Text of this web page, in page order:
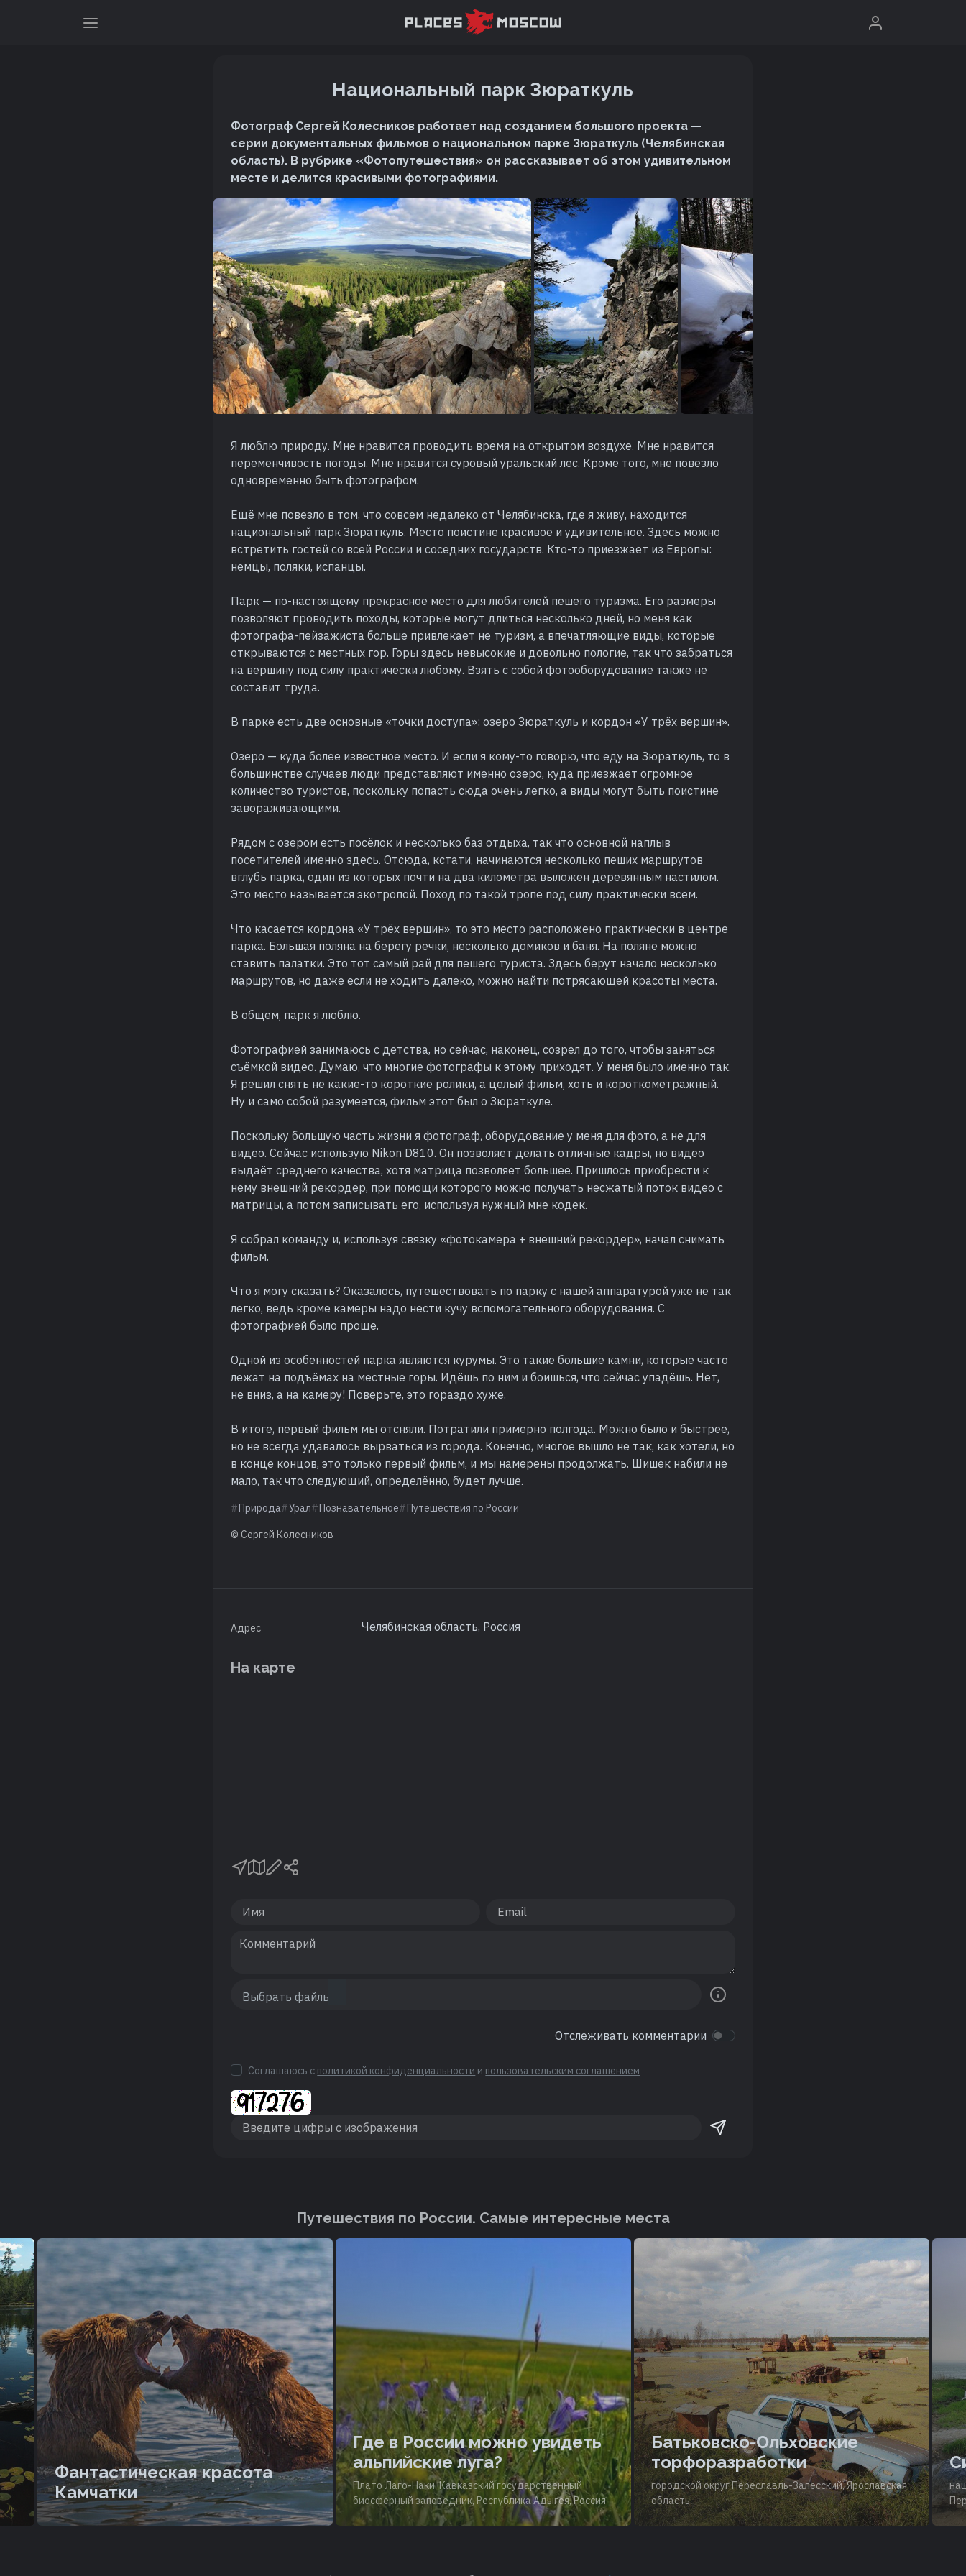
Национальный парк Зюраткуль
Фотограф Сергей Колесников работает над созданием большого проекта —
серии документальных фильмов о национальном парке Зюраткуль (Челябинская
область). В рубрике «Фотопутешествия» он рассказывает об этом удивительном
месте и делится красивыми фотографиями.
Я люблю природу. Мне нравится проводить время на открытом воздухе. Мне нравится
переменчивость погоды. Мне нравится суровый уральский лес. Кроме того, мне повезло
одновременно быть фотографом.
Ещё мне повезло в том, что совсем недалеко от Челябинска, где я живу, находится
национальный парк Зюраткуль. Место поистине красивое и удивительное. Здесь можно
встретить гостей со всей России и соседних государств. Кто-то приезжает из Европы:
немцы, поляки, испанцы.
Парк — по-настоящему прекрасное место для любителей пешего туризма. Его размеры
позволяют проводить походы, которые могут длиться несколько дней, но меня как
фотографа-пейзажиста больше привлекает не туризм, а впечатляющие виды, которые
открываются с местных гор. Горы здесь невысокие и довольно пологие, так что забраться
на вершину под силу практически любому. Взять с собой фотооборудование также не
составит труда.
В парке есть две основные «точки доступа»: озеро Зюраткуль и кордон «У трёх вершин».
Озеро — куда более известное место. И если я кому-то говорю, что еду на Зюраткуль, то в
большинстве случаев люди представляют именно озеро, куда приезжает огромное
количество туристов, поскольку попасть сюда очень легко, а виды могут быть поистине
завораживающими.
Рядом с озером есть посёлок и несколько баз отдыха, так что основной наплыв
посетителей именно здесь. Отсюда, кстати, начинаются несколько пеших маршрутов
вглубь парка, один из которых почти на два километра выложен деревянным настилом.
Это место называется экотропой. Поход по такой тропе под силу практически всем.
Что касается кордона «У трёх вершин», то это место расположено практически в центре
парка. Большая поляна на берегу речки, несколько домиков и баня. На поляне можно
ставить палатки. Это тот самый рай для пешего туриста. Здесь берут начало несколько
маршрутов, но даже если не ходить далеко, можно найти потрясающей красоты места.
В общем, парк я люблю.
Фотографией занимаюсь с детства, но сейчас, наконец, созрел до того, чтобы заняться
съёмкой видео. Думаю, что многие фотографы к этому приходят. У меня было именно так.
Я решил снять не какие-то короткие ролики, а целый фильм, хоть и короткометражный.
Ну и само собой разумеется, фильм этот был о Зюраткуле.
Поскольку большую часть жизни я фотограф, оборудование у меня для фото, а не для
видео. Сейчас использую Nikon D810. Он позволяет делать отличные кадры, но видео
выдаёт среднего качества, хотя матрица позволяет большее. Пришлось приобрести к
нему внешний рекордер, при помощи которого можно получать несжатый поток видео с
матрицы, а потом записывать его, используя нужный мне кодек.
Я собрал команду и, используя связку «фотокамера + внешний рекордер», начал снимать
фильм.
Что я могу сказать? Оказалось, путешествовать по парку с нашей аппаратурой уже не так
легко, ведь кроме камеры надо нести кучу вспомогательного оборудования. С
фотографией было проще.
Одной из особенностей парка являются курумы. Это такие большие камни, которые часто
лежат на подъёмах на местные горы. Идёшь по ним и боишься, что сейчас упадёшь. Нет,
не вниз, а на камеру! Поверьте, это гораздо хуже.
В итоге, первый фильм мы отсняли. Потратили примерно полгода. Можно было и быстрее,
но не всегда удавалось вырваться из города. Конечно, многое вышло не так, как хотели, но
в конце концов, это только первый фильм, и мы намерены продолжать. Шишек набили не
мало, так что следующий, определённо, будет лучше.
Природа Урал Познавательное Путешествия по России
© Сергей Колесников
Адрес Челябинская область, Россия
На карте
Отслеживать комментарии
Соглашаюсь с политикой конфиденциальности и пользовательским соглашением
Путешествия по России. Cамые интересные места
Фантастическая красота
Камчатки
Где в России можно увидеть
альпийские луга?
Плато Лаго-Наки, Кавказский государственный
биосферный заповедник, Республика Адыгея, Россия
Батьковско-Ольховские
торфоразработки
городской округ Переславль-Залесский, Ярославская
область